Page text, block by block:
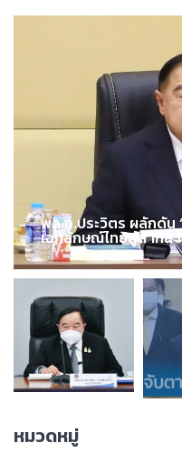
พล.อ.ประวิตร ผลักดัน
เอกลักษณ์ไทยสู่สากล
หมวดหมู่